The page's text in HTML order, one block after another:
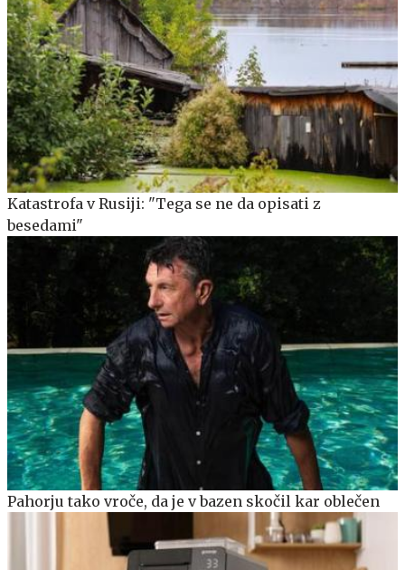
Katastrofa v Rusiji: "Tega se ne da opisati z
besedami"
Pahorju tako vroče, da je v bazen skočil kar oblečen